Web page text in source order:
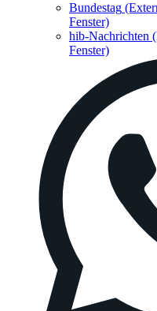
Bundestag
Fenster)
hib-Nachrichten
Fenster)